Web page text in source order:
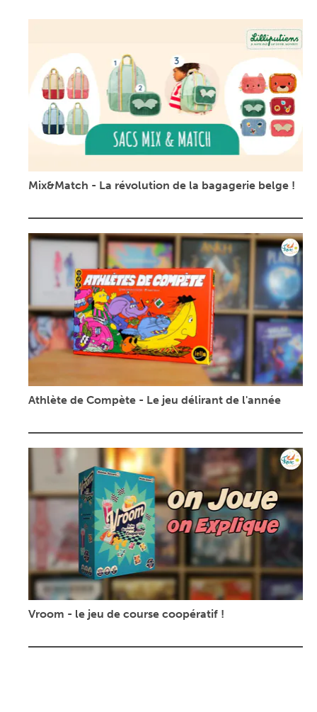
Mix&Match - La révolution de la bagagerie belge !
Athlète de Compète - Le jeu délirant de l'année
Vroom - le jeu de course coopératif !